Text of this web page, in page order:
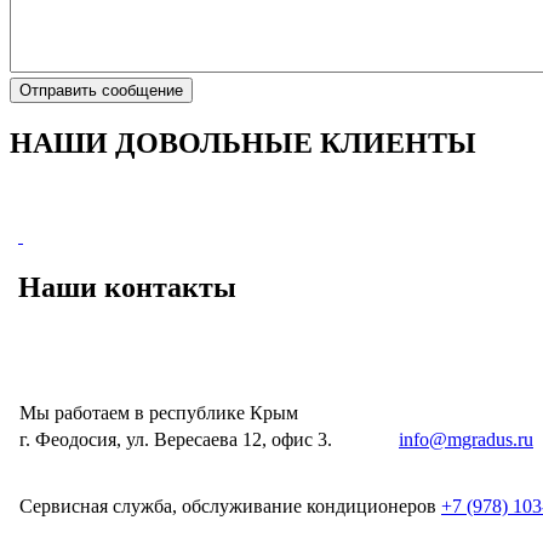
Отправить сообщение
НАШИ ДОВОЛЬНЫЕ КЛИЕНТЫ
Наши контакты
Мы работаем в республике Крым
г. Феодосия, ул. Вересаева 12, офис 3.
info@mgradus.ru
Сервисная служба, обслуживание кондиционеров +7 (978)